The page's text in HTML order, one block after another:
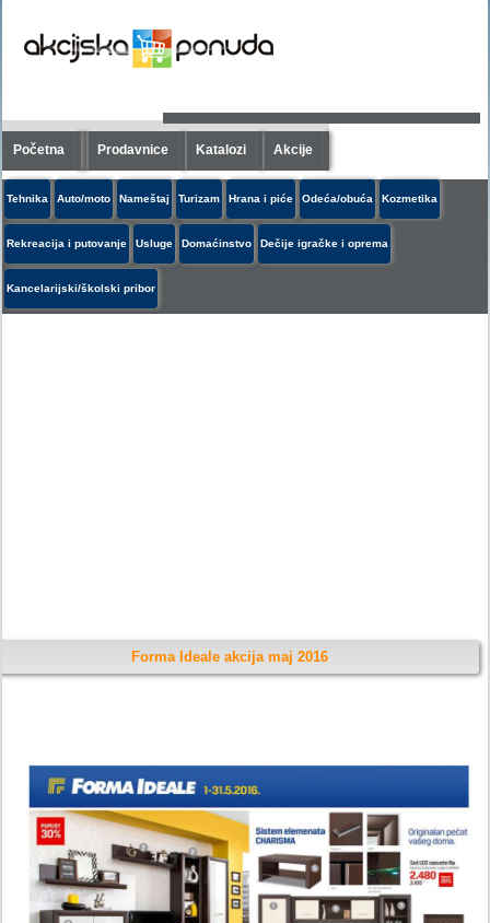
Početna Prodavnice Katalozi Akcije
Tehnika Auto/moto Nameštaj Turizam Hrana i piće Odeća/obuća Kozmetika
Rekreacija i putovanje Usluge Domaćinstvo Dečije igračke i oprema
Kancelarijski/školski pribor
Forma Ideale akcija maj 2016